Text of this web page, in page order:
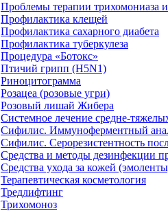
Проблемы терапии трихомониаза
Профилактика клещей
Профилактика сахарного диабета
Профилактика туберкулеза
Процедура «Ботокс»
Птичий грипп (H5N1)
Риноцитограмма
Розацеа (розовые угри)
Розовый лишай Жибера
Системное лечение средне-
Сифилис. Иммуноферментный
Сифилис. Серорезистентность
Средства и методы дезинфекции
Средства ухода за кожей
Терапевтическая косметология
Тредлифтинг
Трихомоноз